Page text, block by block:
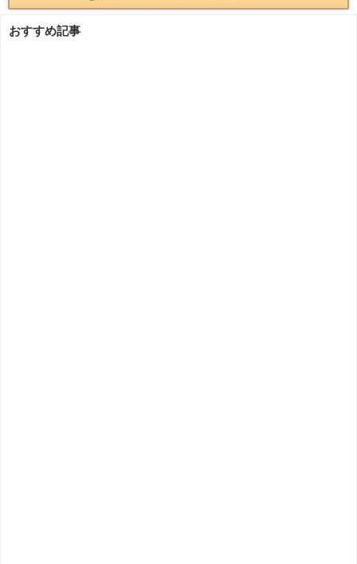
おすすめ記事